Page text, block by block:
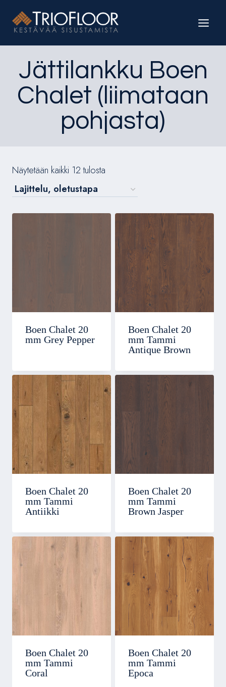
sisältöön
Jättilankku Boen
Chalet (liimataan
pohjasta)
Näytetään kaikki 12 tulosta
Boen Chalet 20
mm Grey Pepper
Boen Chalet 20
mm Tammi
Antique Brown
Boen Chalet 20
mm Tammi
Antiikki
Boen Chalet 20
mm Tammi
Brown Jasper
Boen Chalet 20
mm Tammi
Coral
Boen Chalet 20
mm Tammi
Epoca